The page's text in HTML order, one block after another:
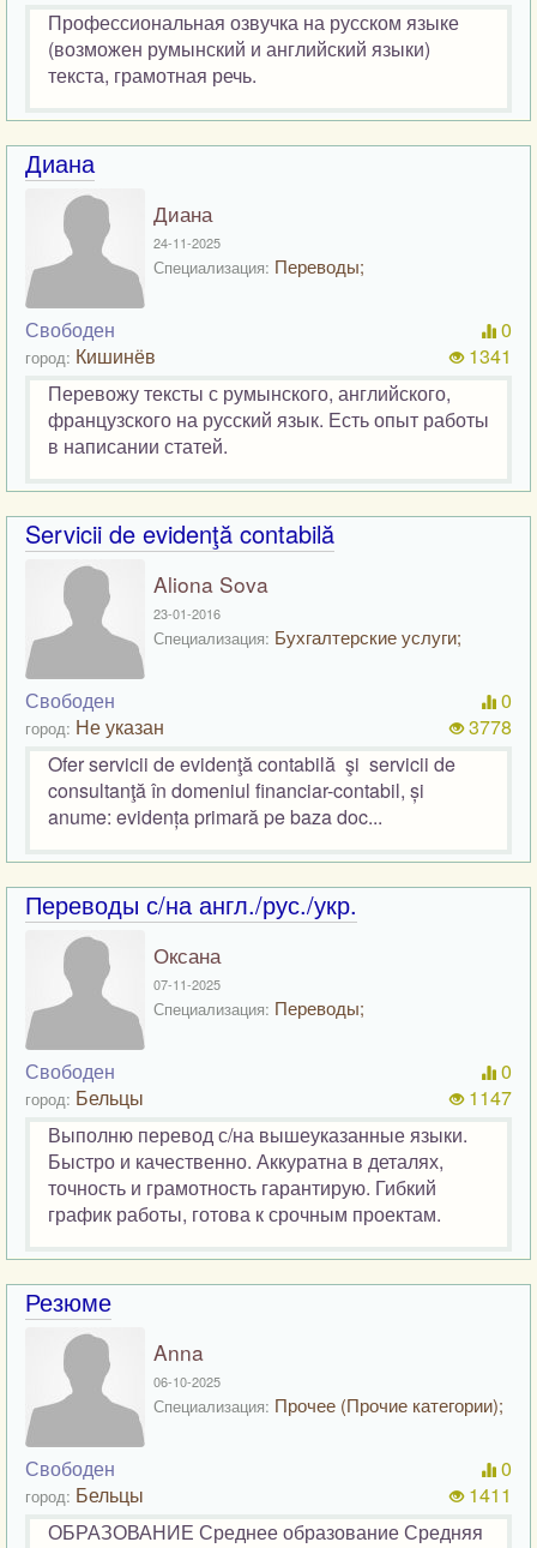
Профессиональная озвучка на русском языке
(возможен румынский и английский языки)
текста, грамотная речь.
Диана
Диана
24-11-2025
Специализация: Переводы;
Свободен
город: Кишинёв
0
1341
Перевожу тексты с румынского, английского,
французского на русский язык. Есть опыт работы
в написании статей.
Servicii de evidenţă contabilă
Aliona Sova
23-01-2016
Специализация: Бухгалтерские услуги;
Свободен
город: Не указан
0
3778
Ofer servicii de evidenţă contabilă şi servicii de
consultanţă în domeniul financiar-contabil, și
anume: evidența primară pe baza doc...
Переводы с/на англ./рус./укр.
Оксана
07-11-2025
Специализация: Переводы;
Свободен
город: Бельцы
0
1147
Выполню перевод с/на вышеуказанные языки.
Быстро и качественно. Аккуратна в деталях,
точность и грамотность гарантирую. Гибкий
график работы, готова к срочным проектам.
Резюме
Anna
06-10-2025
Специализация: Прочее (Прочие категории);
Свободен
город: Бельцы
0
1411
ОБРАЗОВАНИЕ Среднее образование Средняя